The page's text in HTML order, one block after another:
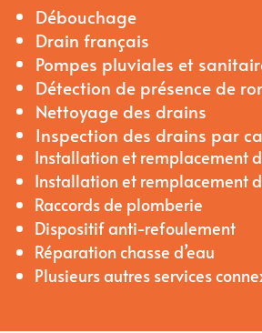
Débouchage
Drain français
Pompes pluviales et
Détection de présence de
Nettoyage des drains
Inspection des drains par
Installation et remplacement
Installation et remplacement
Raccords de plomberie
Dispositif anti-refoulement
Réparation chasse d’eau
Plusieurs autres services